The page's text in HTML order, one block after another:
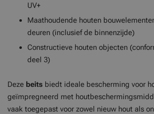
UV+
Maathoudende houten
deuren (inclusief de binnenzijde)
Constructieve houten objecten
deel 3)
Deze beits biedt ideale bescherming voor
geïmpregneerd met
vaak toegepast voor zowel nieuw hout als